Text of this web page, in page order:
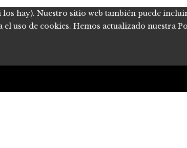
hay). Nuestro sitio web también puede
uso de cookies. Hemos actualizado nuestra